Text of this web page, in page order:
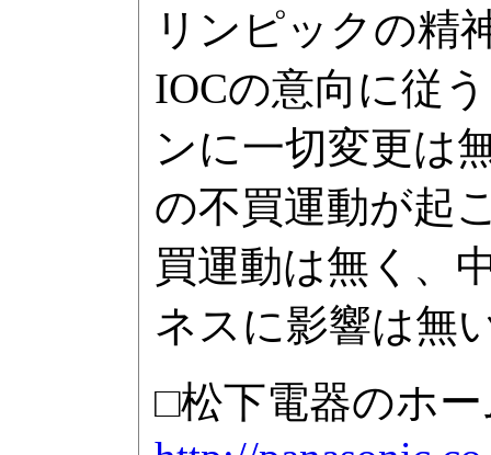
リンピックの精
IOCの意向に従
ンに一切変更は
の不買運動が起
買運動は無く、
ネスに影響は無
□松下電器のホ